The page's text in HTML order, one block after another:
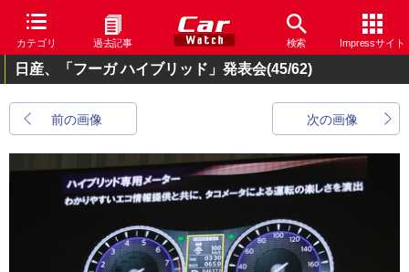
カテゴリ 過去記事 検索 Impressサイト
日産、「フーガ ハイブリッド」発表会(45/62)
前の画像 次の画像